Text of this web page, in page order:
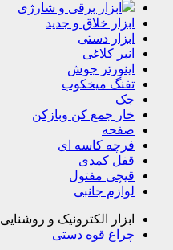
ابزار برقی و شارژی
ابزار خلاق و جدید
ابزار دستی
انبر کلاغی
اینورتر جوش
تفنگ میخکوب
جک
خار جمع کن وبازکن
صفحه
فرچه کاسه ای
قفل کمدی
قیچی مفتول
لوازم جانبی
ابزار الکترونیک و روشنایی
چراغ قوه دستی